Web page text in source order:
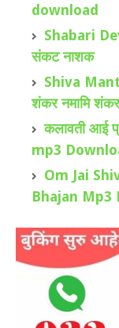
download
Shabari
संकट नाशक
Shiva
शंकर नमामि
कलावती आई
mp3
Om Jai
Bhajan Mp3